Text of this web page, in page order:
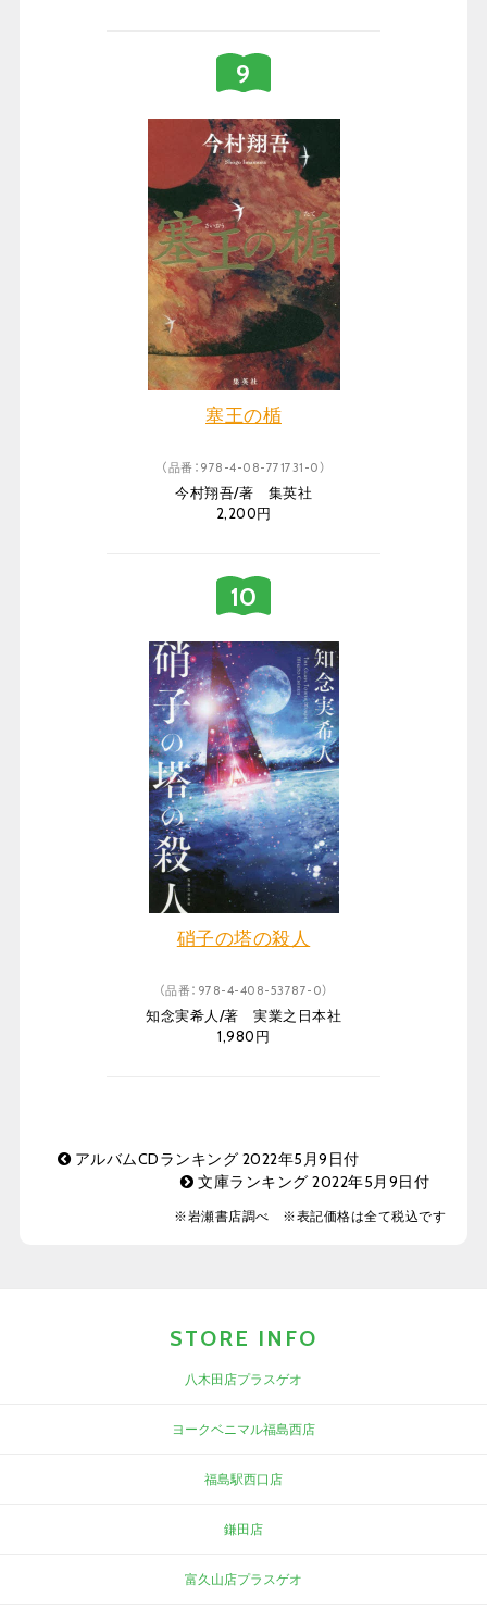
塞王の楯
（品番：978-4-08-771731-0）
今村翔吾/著 集英社
2,200円
硝子の塔の殺人
（品番：978-4-408-53787-0）
知念実希人/著 実業之日本社
1,980円
アルバムCDランキング 2022年5月9日付
文庫ランキング 2022年5月9日付
※岩瀬書店調べ ※表記価格は全て税込です
STORE INFO
八木田店プラスゲオ
ヨークベニマル福島西店
福島駅西口店
鎌田店
富久山店プラスゲオ